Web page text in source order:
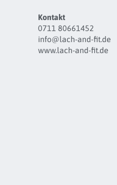
Kontakt
0711 80661452
info@lach-and-fit.de
www.lach-and-fit.de